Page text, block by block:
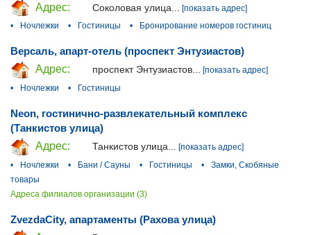
Адрес:
Соколовая улица...
[показать адрес]
•
Ночлежки • Гостиницы • Бронирование номеров гостиниц
Версаль, апарт-отель (проспект Энтузиастов)
Адрес:
проспект Энтузиастов... [показать адрес]
•
Ночлежки • Гостиницы
Neon, гостинично-развлекательный комплекс
(Танкистов улица)
Адрес:
Танкистов улица...
[показать адрес]
•
Ночлежки • Бани / Сауны • Гостиницы •
Замки, Скобяные
товары
Адреса филиалов организации (3)
ZvezdaCity, апартаменты (Рахова улица)